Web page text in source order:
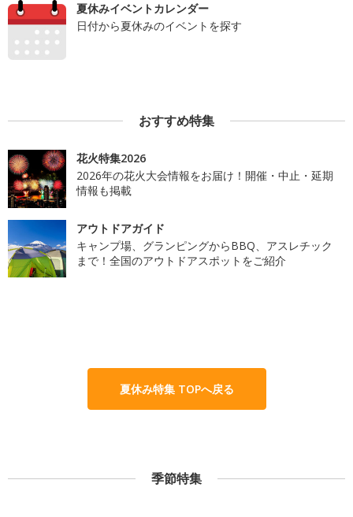
夏休みイベントカレンダー
日付から夏休みのイベントを探す
おすすめ特集
花火特集2026
2026年の花火大会情報をお届け！開催・中止・延期
情報も掲載
アウトドアガイド
キャンプ場、グランピングからBBQ、アスレチック
まで！全国のアウトドアスポットをご紹介
夏休み特集 TOPへ戻る
季節特集